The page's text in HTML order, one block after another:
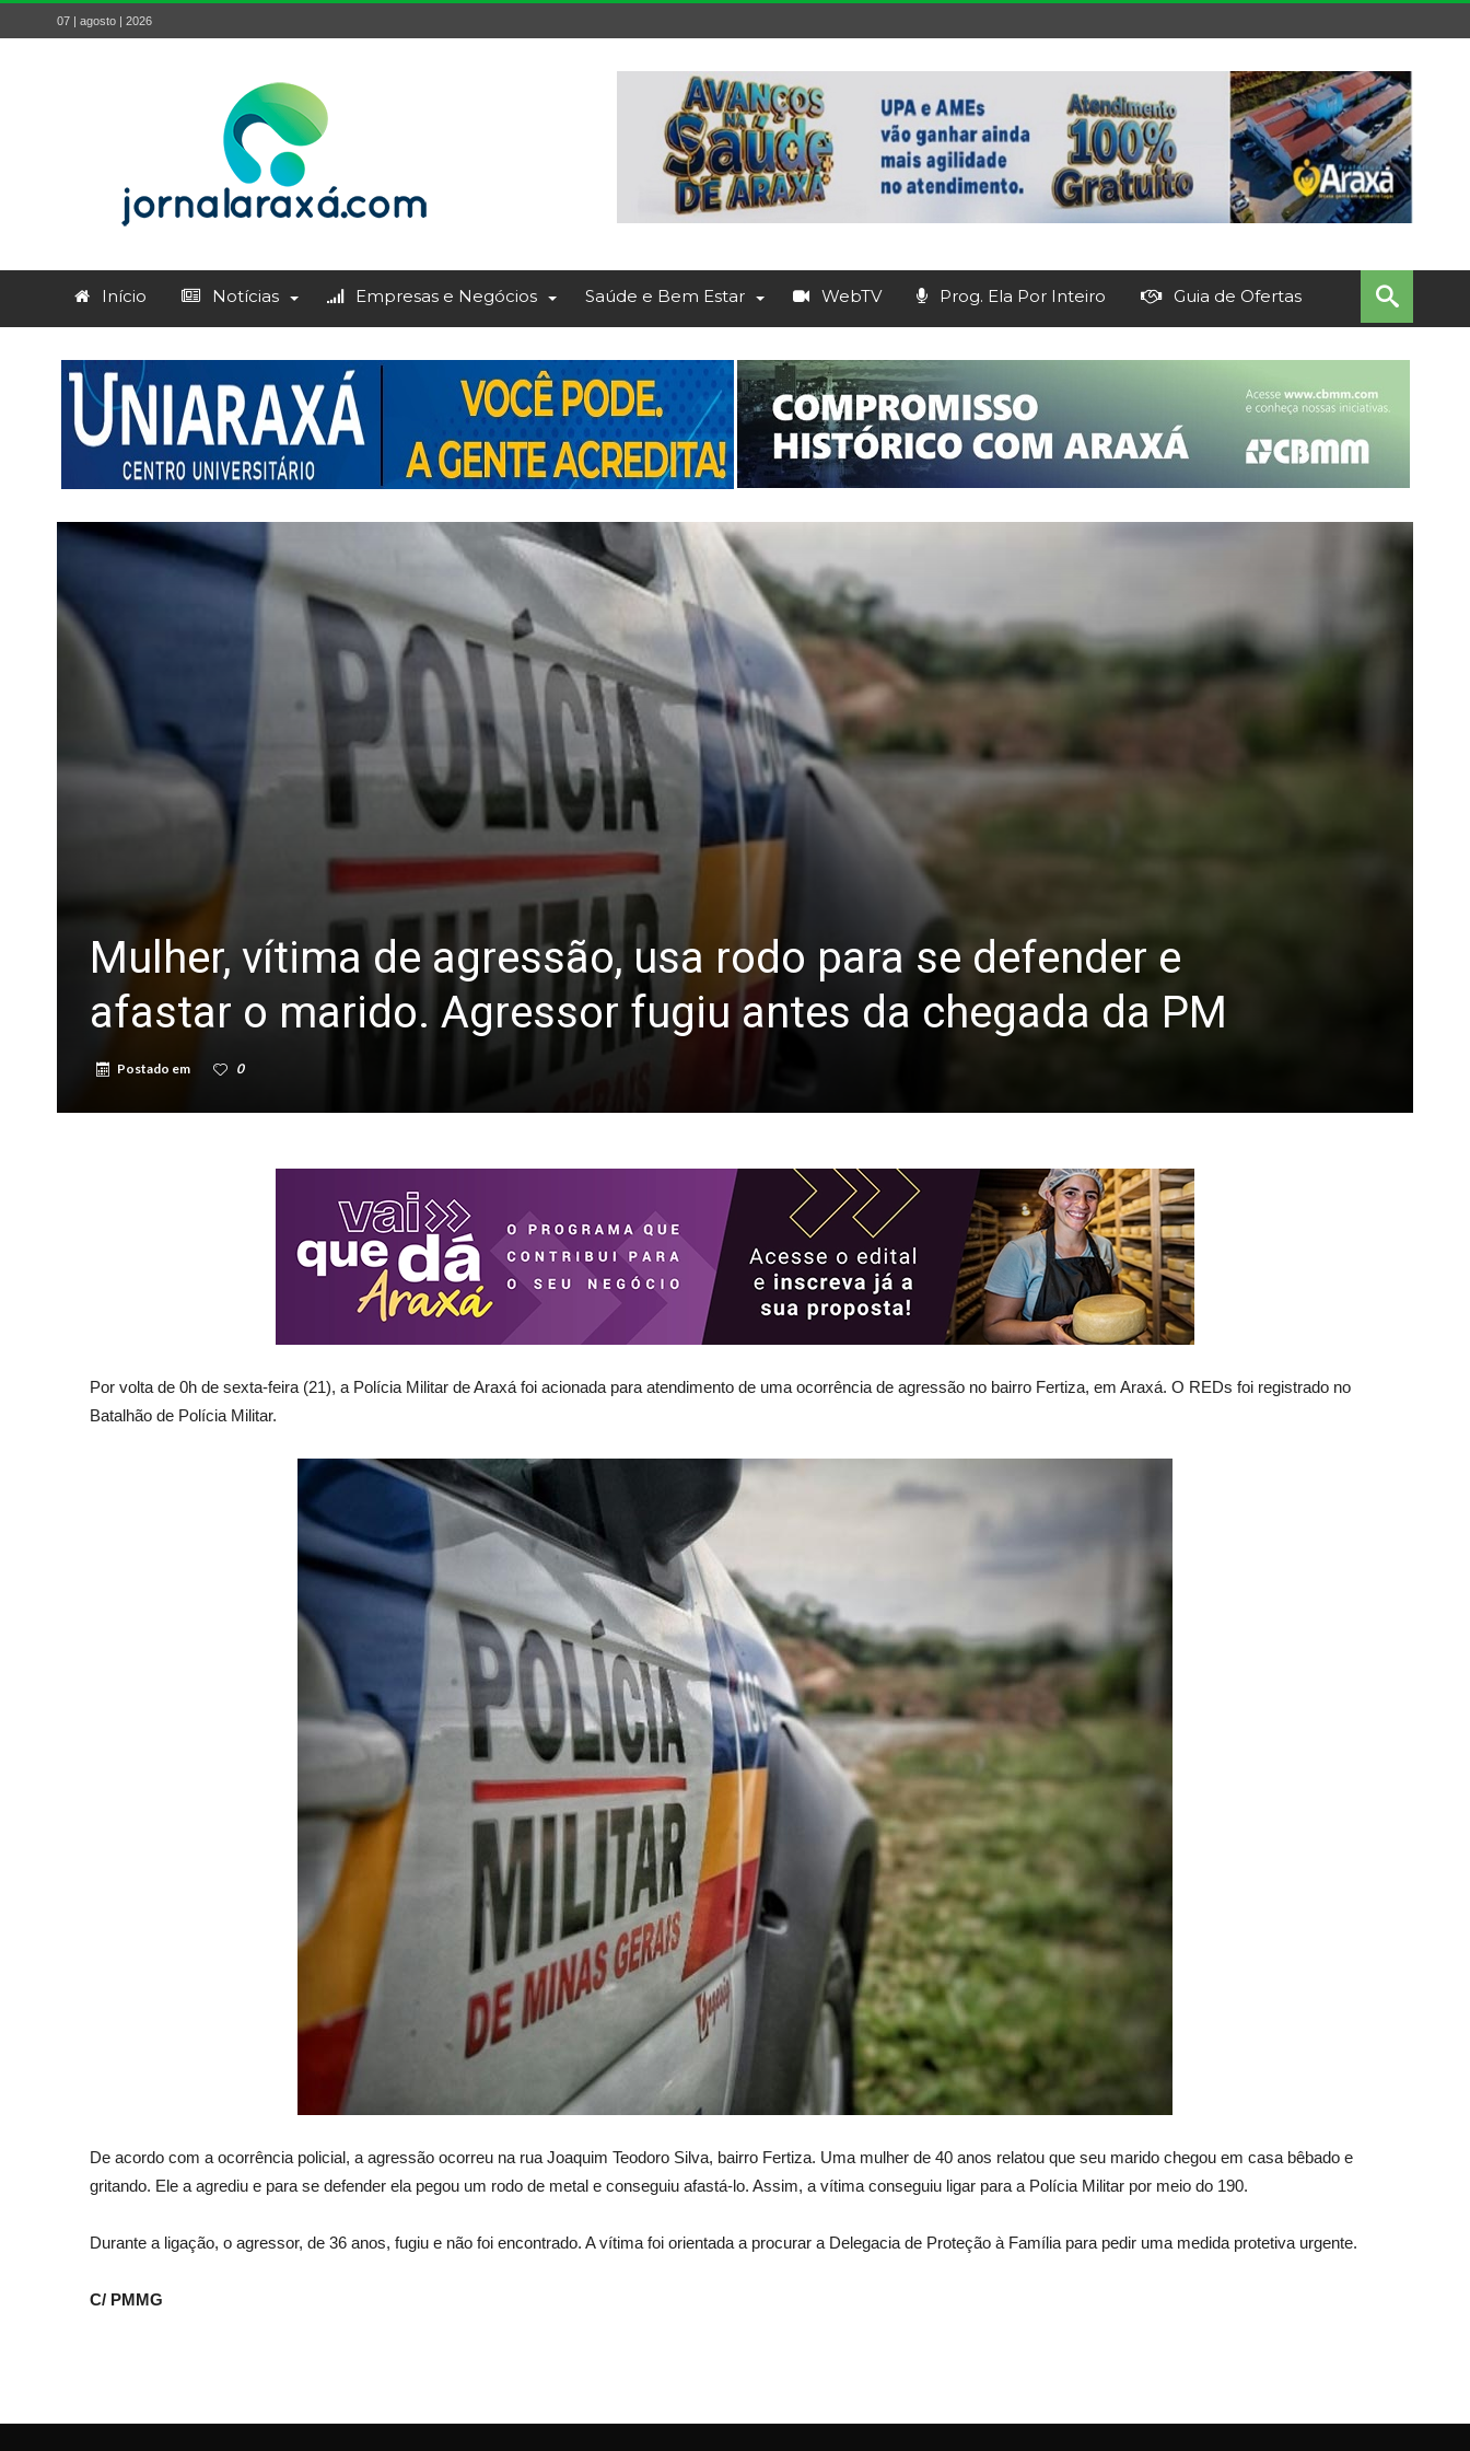
07 | agosto | 2026
Início Notícias Empresas e Negócios Saúde e Bem Estar WebTV Prog. Ela Por Inteiro Guia de Ofertas
Mulher, vítima de agressão, usa rodo para se defender e
afastar o marido. Agressor fugiu antes da chegada da PM
Postado em 0
Por volta de 0h de sexta-feira (21), a Polícia Militar de Araxá foi acionada para atendimento de uma ocorrência de agressão no bairro Fertiza, em Araxá. O REDs foi registrado no
Batalhão de Polícia Militar.
De acordo com a ocorrência policial, a agressão ocorreu na rua Joaquim Teodoro Silva, bairro Fertiza. Uma mulher de 40 anos relatou que seu marido chegou em casa bêbado e
gritando. Ele a agrediu e para se defender ela pegou um rodo de metal e conseguiu afastá-lo. Assim, a vítima conseguiu ligar para a Polícia Militar por meio do 190.
Durante a ligação, o agressor, de 36 anos, fugiu e não foi encontrado. A vítima foi orientada a procurar a Delegacia de Proteção à Família para pedir uma medida protetiva urgente.
C/ PMMG